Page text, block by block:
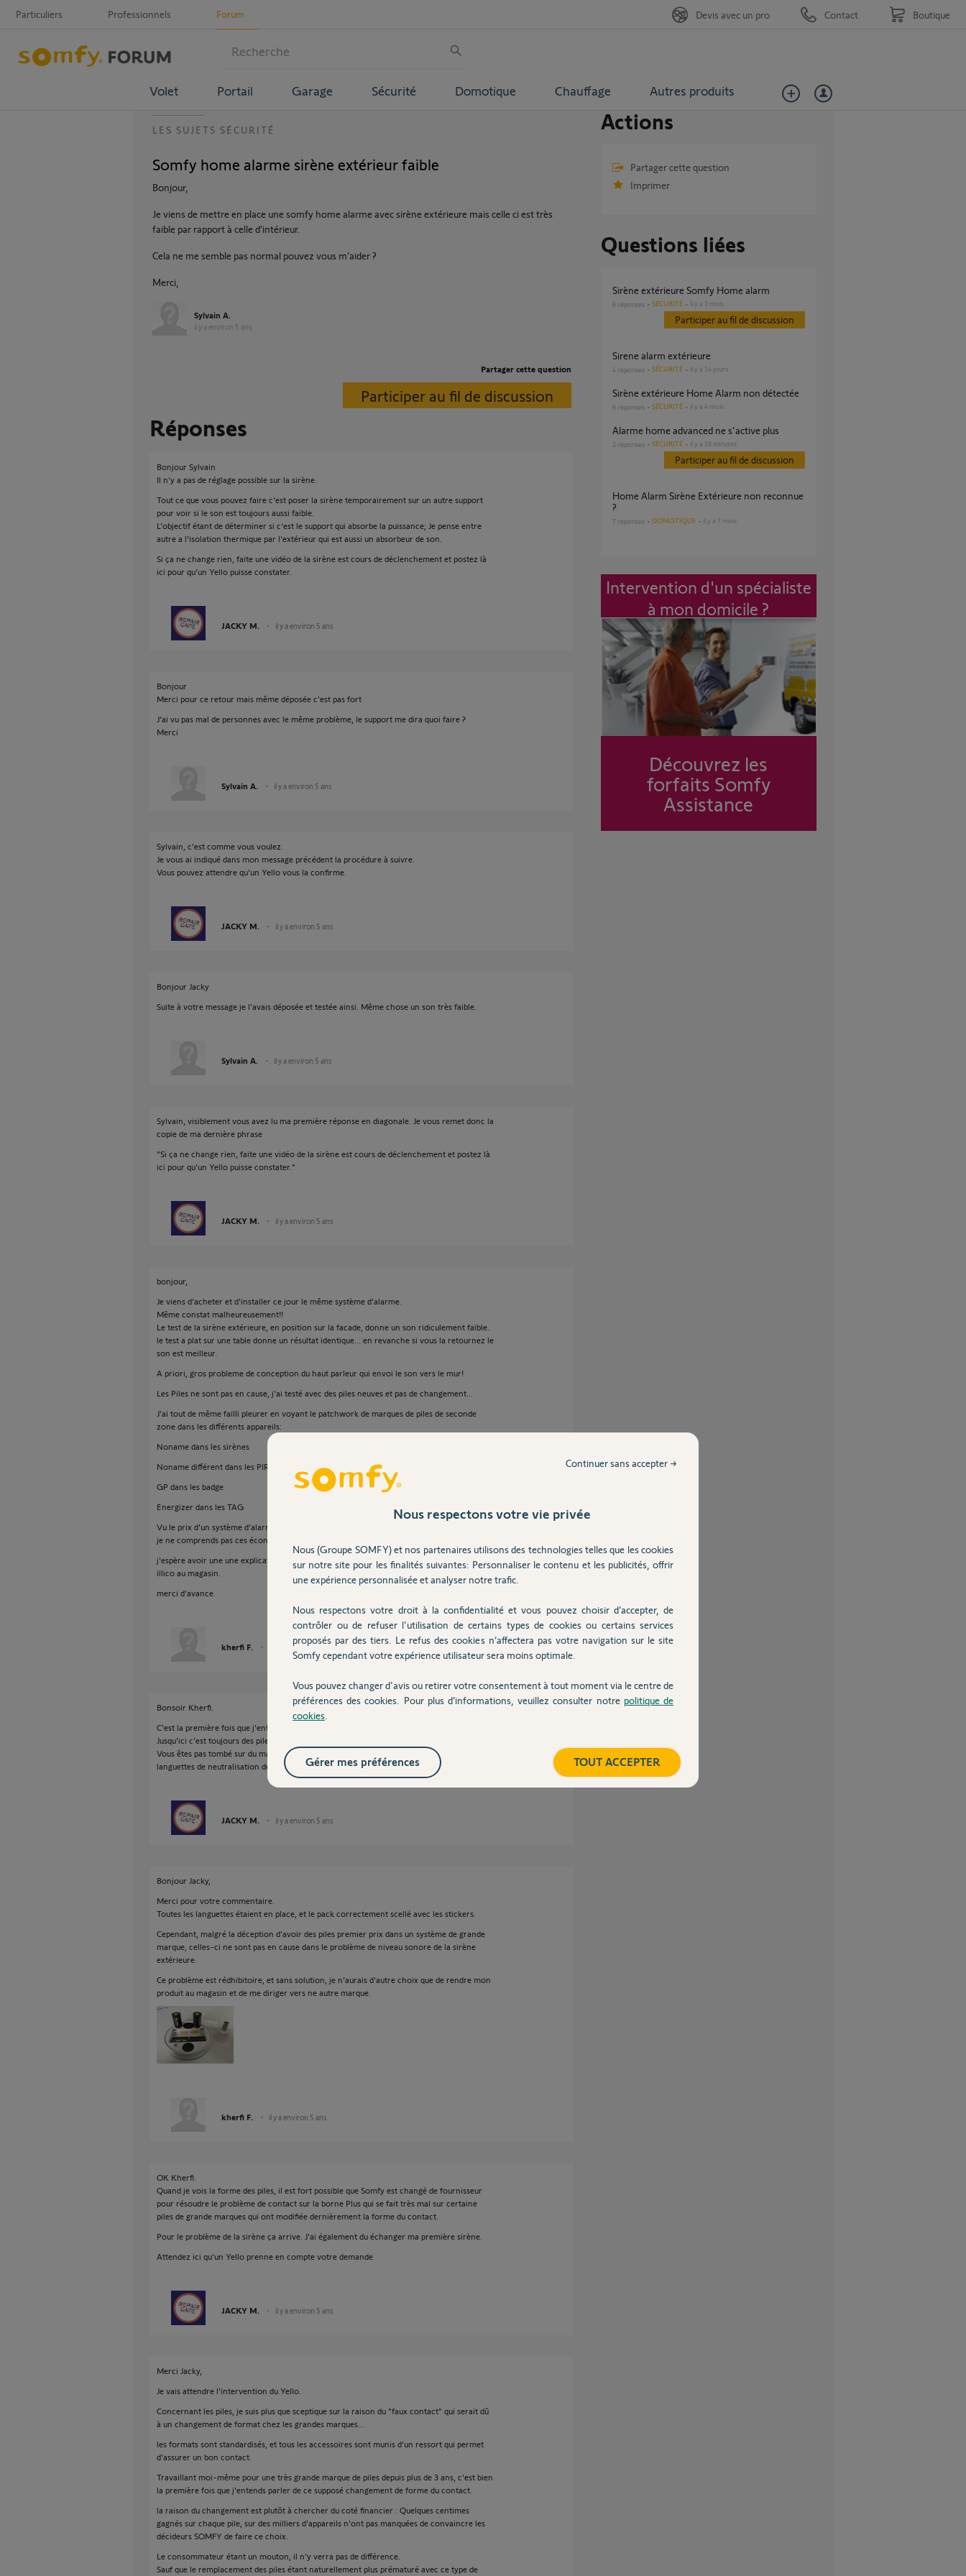
Particuliers Professionnels Forum
Volet Portail Garage Sécurité Domotique Chauffage Autres produits
Devis avec un pro Contact Boutique
LES SUJETS SÉCURITÉ
Somfy home alarme sirène extérieur faible
Bonjour,
Je viens de mettre en place une somfy home alarme avec sirène extérieure mais celle ci est très
faible par rapport à celle d’intérieur.
Cela ne me semble pas normal pouvez vous m’aider ?
Merci,
Sylvain A.
il y a environ 5 ans
Partager cette question
Participer au fil de discussion
Réponses
Bonjour Sylvain
Il n'y a pas de réglage possible sur la sirène.
Tout ce que vous pouvez faire c'est poser la sirène temporairement sur un autre support
pour voir si le son est toujours aussi faible.
L'objectif étant de déterminer si c'est le support qui absorbe la puissance; Je pense entre
autre a l'isolation thermique par l'extérieur qui est aussi un absorbeur de son.
Si ça ne change rien, faite une vidéo de la sirène est cours de déclenchement et postez là
ici pour qu'un Yello puisse constater.
JACKY M. il y a environ 5 ans
Bonjour
Merci pour ce retour mais même déposée c’est pas fort
J’ai vu pas mal de personnes avec le même problème, le support me dira quoi faire ?
Merci
Sylvain A. il y a environ 5 ans
Sylvain, c'est comme vous voulez.
Je vous ai indiqué dans mon message précédent la procédure à suivre.
Vous pouvez attendre qu'un Yello vous la confirme.
JACKY M. il y a environ 5 ans
Bonjour Jacky
Suite à votre message je l’avais déposée et testée ainsi. Même chose un son très faible.
Sylvain A. il y a environ 5 ans
Sylvain, visiblement vous avez lu ma première réponse en diagonale. Je vous remet donc la
copie de ma dernière phrase
"Si ça ne change rien, faite une vidéo de la sirène est cours de déclenchement et postez là
ici pour qu'un Yello puisse constater."
JACKY M. il y a environ 5 ans
bonjour,
Je viens d'acheter et d'installer ce jour le même système d'alarme.
Même constat malheureusement!!
Le test de la sirène extérieure, en position sur la facade, donne un son ridiculement faible.
le test a plat sur une table donne un résultat identique... en revanche si vous la retournez le
son est meilleur.
A priori, gros probleme de conception du haut parleur qui envoi le son vers le mur!
Les Piles ne sont pas en cause, j'ai testé avec des piles neuves et pas de changement...
J'ai tout de même failli pleurer en voyant le patchwork de marques de piles de seconde
zone dans les différents appareils:
Noname dans les sirènes
Noname différent dans les PIR
GP dans les badge
Energizer dans les TAG
Vu le prix d'un système d'alarme, et le cout dérisoire de grandes marques de Piles en OEM
je ne comprends pas ces économies de bouts de chandelles.
j'espère avoir une une explication rapidement, et surtout une solution, sinon c'est retour
illico au magasin.
merci d'avance.
kherfi F. il y a environ 5 ans
Bonsoir Kherfi.
C'est la première fois que j'entends parler de Noname dans le matériel.
Jusqu'ici c'est toujours des piles Energizer dans le matériel.
Vous êtes pas tombé sur du matériel réemballé par hazard. Vous aviez bien toutes les
languettes de neutralisation des piles ?
JACKY M. il y a environ 5 ans
Bonjour Jacky,
Merci pour votre commentaire.
Toutes les languettes étaient en place, et le pack correctement scellé avec les stickers.
Cependant, malgré la déception d'avoir des piles premier prix dans un système de grande
marque, celles-ci ne sont pas en cause dans le problème de niveau sonore de la sirène
extérieure.
Ce problème est rédhibitoire, et sans solution, je n'aurais d'autre choix que de rendre mon
produit au magasin et de me diriger vers ne autre marque.
kherfi F. il y a environ 5 ans
OK Kherfi.
Quand je vois la forme des piles, il est fort possible que Somfy est changé de fournisseur
pour résoudre le problème de contact sur la borne Plus qui se fait très mal sur certaine
piles de grande marques qui ont modifiée dernièrement la forme du contact.
Pour le problème de la sirène ça arrive. J'ai également du échanger ma première sirène.
Attendez ici qu'un Yello prenne en compte votre demande
JACKY M. il y a environ 5 ans
Merci Jacky,
Je vais attendre l'intervention du Yello.
Concernant les piles, je suis plus que sceptique sur la raison du "faux contact" qui serait dû
à un changement de format chez les grandes marques...
les formats sont standardisés, et tous les accessoires sont munis d'un ressort qui permet
d'assurer un bon contact.
Travaillant moi-même pour une très grande marque de piles depuis plus de 3 ans, c'est bien
la première fois que j'entends parler de ce supposé changement de forme du contact.
la raison du changement est plutôt à chercher du coté financier : Quelques centimes
gagnés sur chaque pile, sur des milliers d'appareils n'ont pas manquées de convaincre les
décideurs SOMFY de faire ce choix.
Le consommateur étant un mouton, il n'y verra pas de différence.
Sauf que le remplacement des piles étant naturellement plus prématuré avec ce type de
Actions
Partager cette question
Imprimer
Questions liées
Sirène extérieure Somfy Home alarm
8 réponses SÉCURITÉ il y a 3 mois
Participer au fil de discussion
Sirene alarm extérieure
4 réponses SÉCURITÉ il y a 14 jours
Sirène extérieure Home Alarm non détectée
6 réponses SÉCURITÉ il y a 4 mois
Alarme home advanced ne s'active plus
2 réponses SÉCURITÉ il y a 18 minutes
Participer au fil de discussion
Home Alarm Sirène Extérieure non reconnue
?
7 réponses DOMOTIQUE il y a 7 mois
Intervention d'un spécialiste
à mon domicile ?
Découvrez les
forfaits Somfy
Assistance
Nous respectons votre vie privée
Nous (Groupe SOMFY) et nos partenaires utilisons des technologies telles que les cookies
sur notre site pour les finalités suivantes: Personnaliser le contenu et les publicités, offrir
une expérience personnalisée et analyser notre trafic.
Nous respectons votre droit à la confidentialité et vous pouvez choisir d’accepter, de
contrôler ou de refuser l'utilisation de certains types de cookies ou certains services
proposés par des tiers. Le refus des cookies n’affectera pas votre navigation sur le site
Somfy cependant votre expérience utilisateur sera moins optimale.
Vous pouvez changer d'avis ou retirer votre consentement à tout moment via le centre de
préférences des cookies. Pour plus d’informations, veuillez consulter notre politique de
cookies
Continuer sans accepter →
TOUT ACCEPTER
Gérer mes préférences